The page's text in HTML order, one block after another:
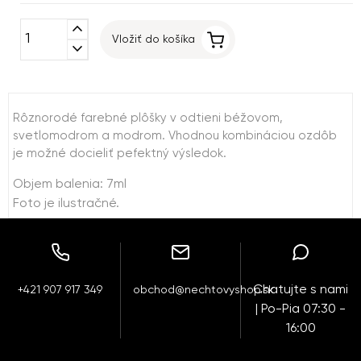
expand_less
expand_more
Vložiť do košíka
Rôznorodé farebné plôšky v odtieni béžovom,
svetlomodrom a modrom. Vhodnou kombináciou ozdôb
je možné docieliť pefektný výsledok.
Objem balenia: 7ml
Foto je ilustračné.
+421 907 917 349 obchod@nechtovyshop.skChatujte s nami
| Po-Pia 07:30 -
16:00